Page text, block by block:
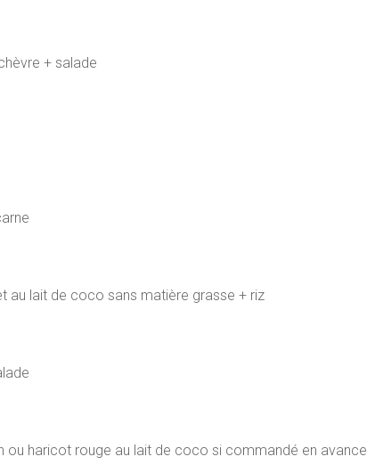
+ salade
au lait de coco sans matière grasse + riz
ou haricot rouge au lait de coco si commandé en avance